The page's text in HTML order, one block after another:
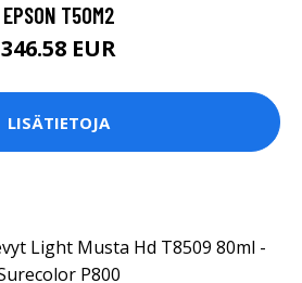
EPSON T50M2
346.58 EUR
LISÄTIETOJA